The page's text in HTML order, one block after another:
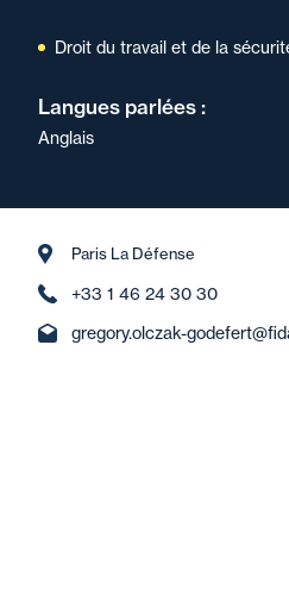
Droit du travail et de la
Langues parlées :
Anglais
Paris La Défense
+33 1 46 24 30 30
gregory.olczak-